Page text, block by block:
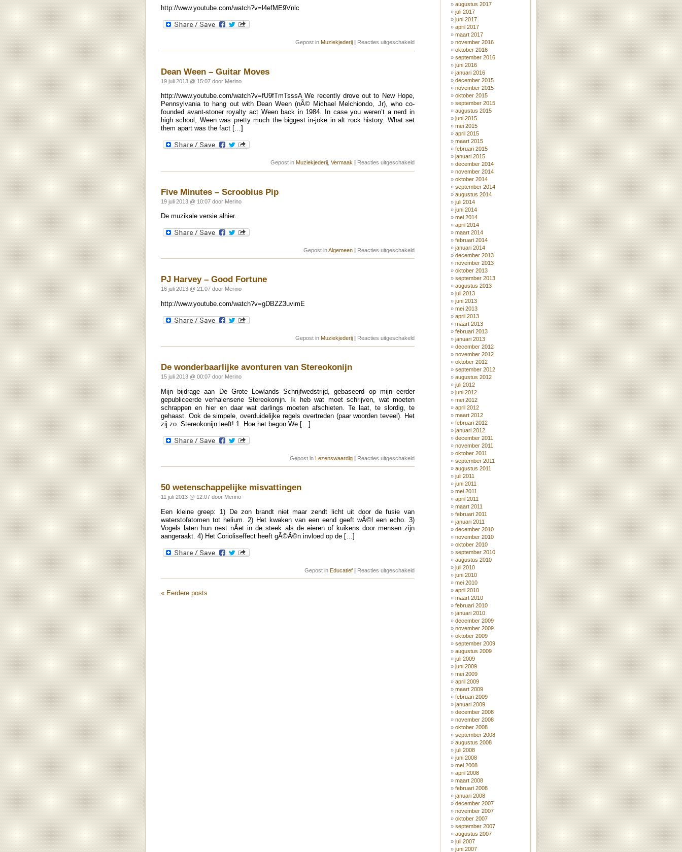
http://www.youtube.com/watch?v=l4efME9Vnlc
Gepost in Muziekjederij | Reacties uitgeschakeldvoor
Dean Ween – Guitar Moves
19 juli 2013 @ 15:07 door Merino
http://www.youtube.com/watch?v=fU9fTmTsssA We recently drove out to New Hope,
Pennsylvania to hang out with Dean Ween (nÃ© Michael Melchiondo, Jr), who co-
founded avant-stoner royalty act Ween back in 1984. In case you weren’t a nerd in
high school, Ween was pretty much the biggest in-joke in alt rock history. What set
them apart was the fact […]
Gepost in Muziekjederij Vermaak | Reacties uitgeschakeldvoor
Five Minutes – Scroobius Pip
19 juli 2013 @ 10:07 door Merino
De muzikale versie alhier.
Gepost inAlgemeen | Reacties uitgeschakeldvoor
PJ Harvey – Good Fortune
16 juli 2013 @ 21:07 door Merino
http://www.youtube.com/watch?v=gDBZZ3uvimE
Gepost in Muziekjederij | Reacties uitgeschakeldvoor
De wonderbaarlijke avonturen van Stereokonijn
15 juli 2013 @ 00:07 door Merino
Mijn bijdrage aan De Grote Lowlands Schrijfwedstrijd, gebaseerd op mijn eerder
gepubliceerde verhalenserie Stereokonijn. Ik heb wat moet schrijven, wat moeten
schrappen en hier en daar wat darlings moeten afschieten. Te laat, te slordig, te
gehaast. Ook de simpele, overduidelijke regels overtreden (paar woorden teveel). Het
zij zo. Stereokonijn leeft! 1. Hoe het begon We […]
Gepost in Lezenswaardig | Reacties uitgeschakeldvoor
wonderbaarlijke
50 wetenschappelijke misvattingen
11 juli 2013 @ 12:07 door Merino
Een kleine greep: 1) De zon brandt niet maar zendt licht uit door de fusie van
waterstofatomen tot helium. 2) Het kwaken van een eend geeft wÃ©l een echo. 3)
Vogels laten hun nest nÃ­et in de steek als de eieren of kuikens door mensen zijn
aangeraakt. 4) Het Corioliseffect heeft gÃ©Ã©n invloed op de […]
Gepost in Educatief | Reacties uitgeschakeldvoor
wetenschappelijke
« Eerdere posts
augustus 2017
juli 2017
juni 2017
april 2017
maart 2017
november 2016
oktober 2016
september 2016
juni 2016
januari 2016
december 2015
november 2015
oktober 2015
september 2015
augustus 2015
juni 2015
mei 2015
april 2015
maart 2015
februari 2015
januari 2015
december 2014
november 2014
oktober 2014
september 2014
augustus 2014
juli 2014
juni 2014
mei 2014
april 2014
maart 2014
februari 2014
januari 2014
december 2013
november 2013
oktober 2013
september 2013
augustus 2013
juli 2013
juni 2013
mei 2013
april 2013
maart 2013
februari 2013
januari 2013
december 2012
november 2012
oktober 2012
september 2012
augustus 2012
juli 2012
juni 2012
mei 2012
april 2012
maart 2012
februari 2012
januari 2012
december 2011
november 2011
oktober 2011
september 2011
augustus 2011
juli 2011
juni 2011
mei 2011
april 2011
maart 2011
februari 2011
januari 2011
december 2010
november 2010
oktober 2010
september 2010
augustus 2010
juli 2010
juni 2010
mei 2010
april 2010
maart 2010
februari 2010
januari 2010
december 2009
november 2009
oktober 2009
september 2009
augustus 2009
juli 2009
juni 2009
mei 2009
april 2009
maart 2009
februari 2009
januari 2009
december 2008
november 2008
oktober 2008
september 2008
augustus 2008
juli 2008
juni 2008
mei 2008
april 2008
maart 2008
februari 2008
januari 2008
december 2007
november 2007
oktober 2007
september 2007
augustus 2007
juli 2007
juni 2007